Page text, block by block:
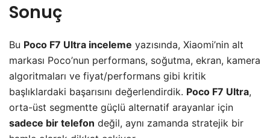
Sonuç
Bu Poco F7 Ultra inceleme yazısında, Xiaomi’nin alt
markası Poco’nun performans, soğutma, ekran, kamera
algoritmaları ve fiyat/performans gibi kritik
başlıklardaki başarısını değerlendirdik. Poco F7 Ultra,
orta-üst segmentte güçlü alternatif arayanlar için
sadece bir telefon değil, aynı zamanda stratejik bir